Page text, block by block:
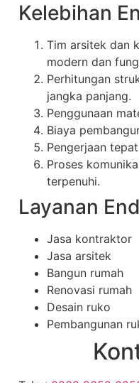
Kelebihan
Tim arsitek dan
modern dan
Perhitungan
jangka panjang.
Penggunaan
Biaya
Pengerjaan
Proses
terpenuhi.
Layanan
Jasa kontraktor
Jasa arsitek
Bangun rumah
Renovasi rumah
Desain ruko
Pembangunan